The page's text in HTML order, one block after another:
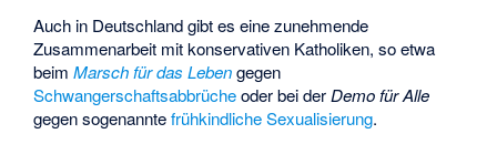
Auch in Deutschland gibt es eine zunehmende
Zusammenarbeit mit konservativen Katholiken, so etwa
beimMarsch für das Lebengegen
Schwangerschaftsabbrücheoder bei derDemo für Alle
gegen sogenanntefrühkindliche Sexualisierung.